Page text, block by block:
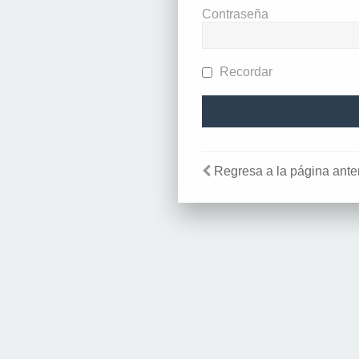
Contraseña
Recordar
Regresa a la página